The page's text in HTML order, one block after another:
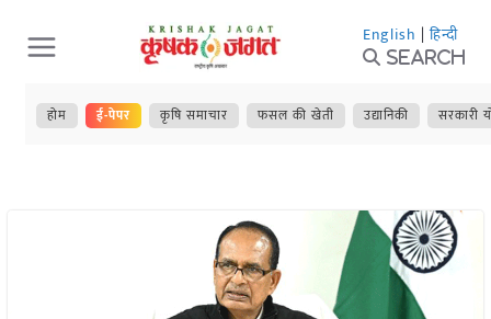
Skip
to
content
English | हिन्दी
Search
होम ई-पेपर कृषि समाचार फसल की खेती उद्यानिकी सरकारी